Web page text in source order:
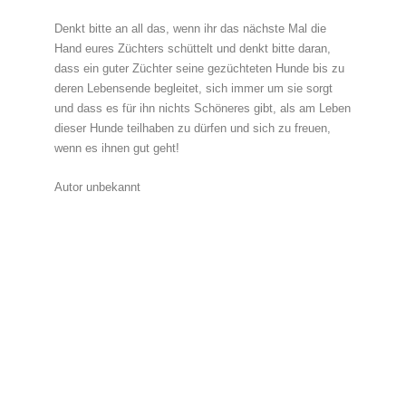
Denkt bitte an all das, wenn ihr das nächste Mal die
Hand eures Züchters schüttelt und denkt bitte daran,
dass ein guter Züchter seine gezüchteten Hunde bis zu
deren Lebensende begleitet, sich immer um sie sorgt
und dass es für ihn nichts Schöneres gibt, als am Leben
dieser Hunde teilhaben zu dürfen und sich zu freuen,
wenn es ihnen gut geht!
Autor unbekannt